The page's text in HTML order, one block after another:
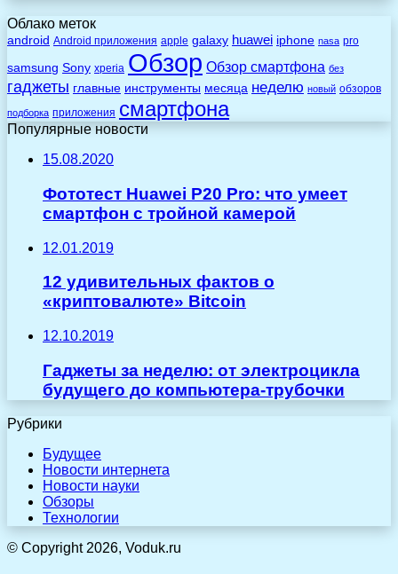
Облако меток
android Android приложения apple galaxy huawei iphone nasa pro
samsung Sony xperia Обзор Обзор смартфона без
гаджеты главные инструменты месяца неделю новый обзоров
подборка приложения смартфона
Популярные новости
15.08.2020
Фототест Huawei P20 Pro: что умеет
смартфон с тройной камерой
12.01.2019
12 удивительных фактов о
«криптовалюте» Bitcoin
12.10.2019
Гаджеты за неделю: от электроцикла
будущего до компьютера-трубочки
Рубрики
Будущее
Новости интернета
Новости науки
Обзоры
Технологии
© Copyright 2026, Voduk.ru